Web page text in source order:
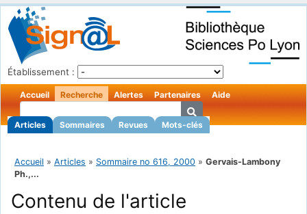
Établissement :
Accueil Recherche
Articles Sommaires Revues Mots-clés
Alertes Partenaires Aide
Accueil » Articles » Sommaire no 616, 2000 » Gervais-Lambony
Ph.,...
Contenu de l'article